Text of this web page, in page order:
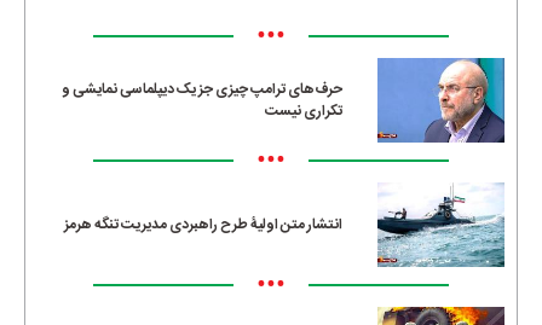
•••
حرف‌های ترامپ چیزی جز یک دیپلماسی نمایشی و
تکراری نیست
•••
انتشار متن اولیۀ طرح راهبردی مدیریت تنگه هرمز
•••